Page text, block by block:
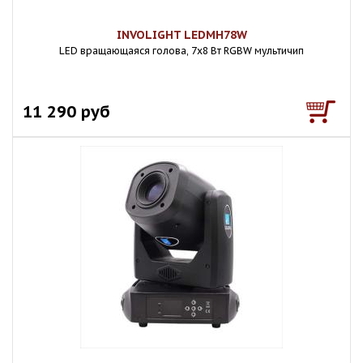
INVOLIGHT LEDMH78W
LED вращающаяся голова, 7x8 Вт RGBW мультичип
11 290 руб